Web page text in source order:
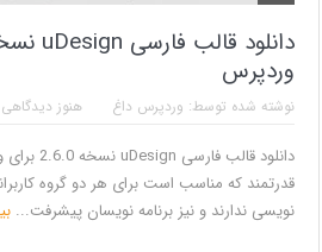
وردپرس
نوشته شده توسط: وردپرس داغ هنوز
قدرتمند که مناسب است برای هر دو گروه
نویسی ندارند و نیز برنامه نویسان پیشرفت...